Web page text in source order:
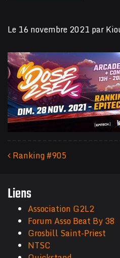
Le 16 novembre 2021 par
Ranking #905
Liens
Association G2L2
Forum Asso Beat By 38
Grosbill Saint-Priest
NTSC